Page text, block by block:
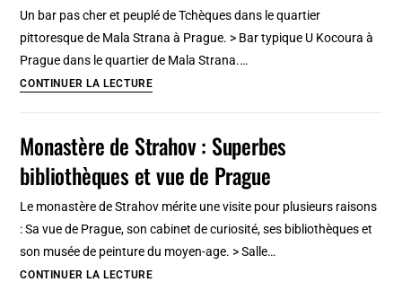
Un bar pas cher et peuplé de Tchèques dans le quartier
pittoresque de Mala Strana à Prague. > Bar typique U Kocoura à
Prague dans le quartier de Mala Strana.…
CONTINUER LA LECTUREU
légendaire
et
Prague
Monastère de Strahov : Superbes
bibliothèques et vue de Prague
Le monastère de Strahov mérite une visite pour plusieurs raisons
: Sa vue de Prague, son cabinet de curiosité, ses bibliothèques et
son musée de peinture du moyen-age. > Salle…
CONTINUER LA LECTUREMonastère